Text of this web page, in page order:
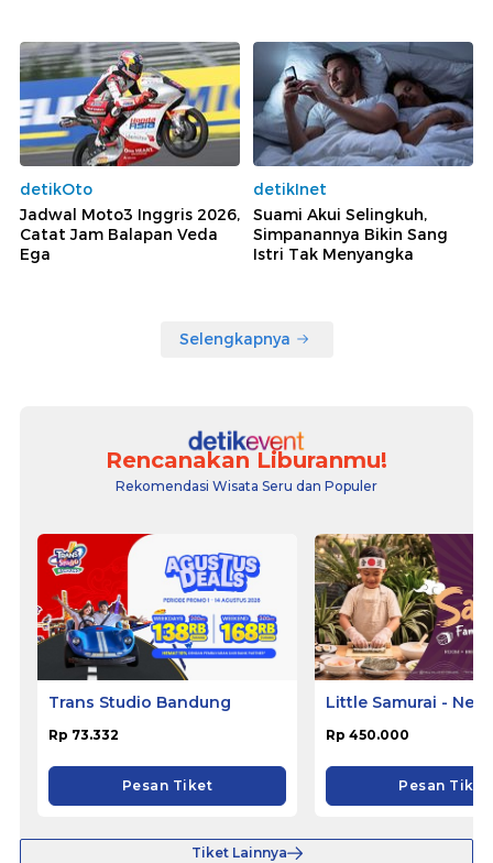
detikOto
Jadwal Moto3 Inggris 2026,
Catat Jam Balapan Veda
Ega
detikInet
Suami Akui Selingkuh,
Simpanannya Bikin Sang
Istri Tak Menyangka
Selengkapnya
Rencanakan Liburanmu!
Rekomendasi Wisata Seru dan Populer
Trans Studio Bandung
Rp 73.332
Pesan Tiket
Little Samurai -
Rp 450.000
Pesan Tiket
Tiket Lainnya